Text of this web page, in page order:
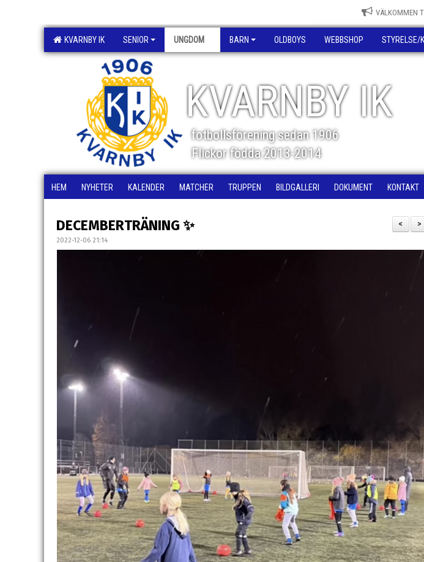
VÄLKOMMEN
KVARNBY IK SENIOR UNGDOM BARN OLDBOYS WEBBSHOP STYRELSE/
KVARNBY IK
fotbollsförening sedan 1906
Flickor födda 2013-2014
HEM NYHETER KALENDER MATCHER TRUPPEN BILDGALLERI DOKUMENT KONTAKT
>
<
DECEMBERTRÄNING ✨
2022-12-06 21:14